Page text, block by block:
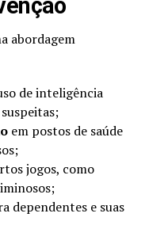
abordagem
de inteligência
em postos de saúde
jogos, como
dependentes e suas